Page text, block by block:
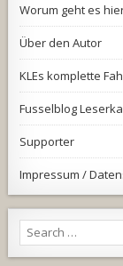
Worum geht es
Über den Autor
KLEs komplette
Fusselblog
Supporter
Impressum /
Search
for: